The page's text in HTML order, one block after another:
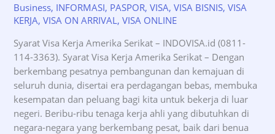
Business, INFORMASI, PASPOR,VISA,VISA BISNIS,VISA
KERJA,VISA ON ARRIVAL ,VISA ONLINE
Syarat Visa Kerja Amerika Serikat – INDOVISA.id (0811-
114-3363). Syarat Visa Kerja Amerika Serikat – Dengan
berkembang pesatnya pembangunan dan kemajuan di
seluruh dunia, disertai era perdagangan bebas, membuka
kesempatan dan peluang bagi kita untuk bekerja di luar
negeri. Beribu-ribu tenaga kerja ahli yang dibutuhkan di
negara-negara yang berkembang pesat, baik dari benua